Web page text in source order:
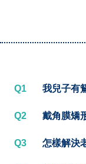
Q1 我兒子有
Q2 戴角膜矯
Q3 怎樣解決